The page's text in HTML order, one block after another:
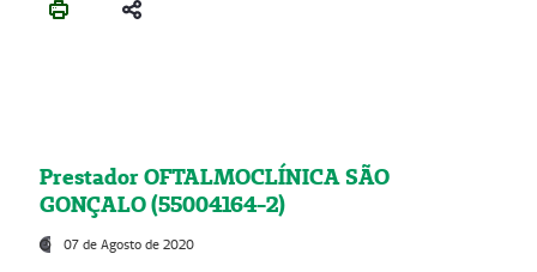
Prestador OFTALMOCLÍNICA SÃO
GONÇALO (55004164-2)
07 de Agosto de 2020